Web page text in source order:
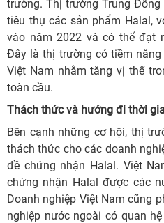
trường. Thị trường Trung
tiêu thụ các sản phẩm Halal,
vào năm 2022 và có thể đạt
Đây là thị trường có tiềm
Việt Nam nhằm tăng vị thế
toàn cầu.
Thách thức và hướng đi thời
Bên cạnh những cơ hội, thị
thách thức cho các doanh
đề chứng nhận Halal. Việt
chứng nhận Halal được các
Doanh nghiệp Việt Nam cũng
nghiệp nước ngoài có quan